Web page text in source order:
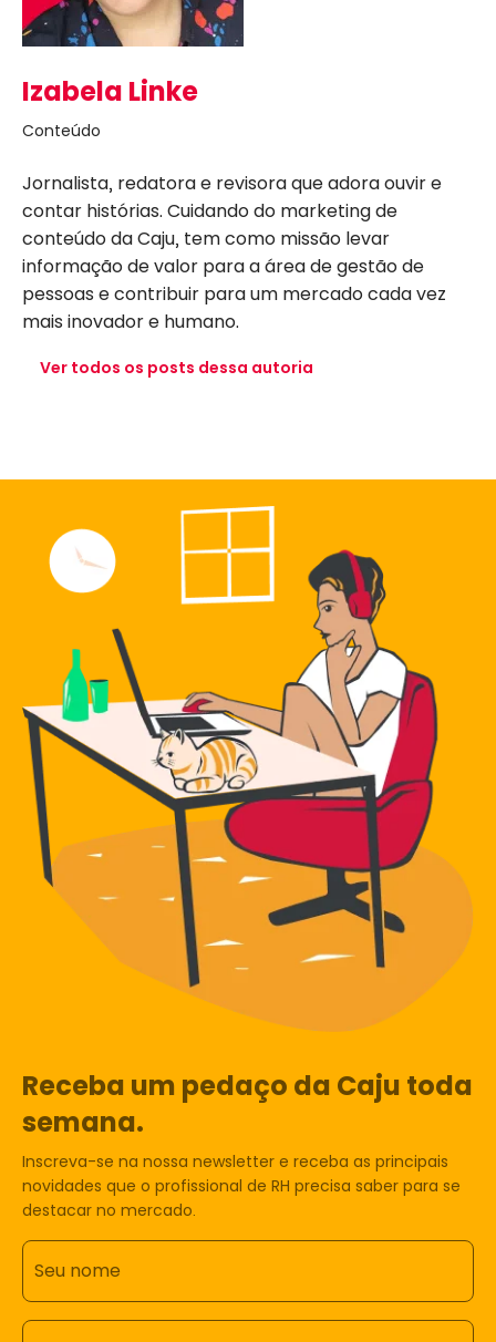
Izabela Linke
Conteúdo
Jornalista, redatora e revisora que adora ouvir e
contar histórias. Cuidando do marketing de
conteúdo da Caju, tem como missão levar
informação de valor para a área de gestão de
pessoas e contribuir para um mercado cada vez
mais inovador e humano.
Ver todos os posts dessa autoria
Receba um pedaço da Caju toda
semana.
Inscreva-se na nossa newsletter e receba as principais
novidades que o profissional de RH precisa saber para se
destacar no mercado.
Seu nome